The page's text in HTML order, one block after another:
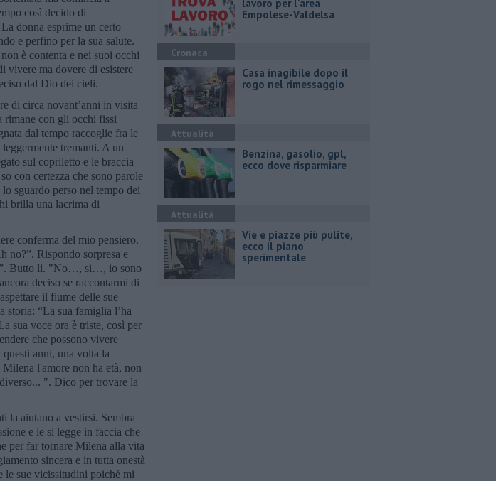
così decido di
donna esprime un certo
e perfino per la sua salute.
è contenta e nei suoi occhi
vivere ma dovere di esistere
dal Dio dei cieli.
di circa novant’anni in visita
rimane con gli occhi fissi
dal tempo raccoglie fra le
tremanti. A un
sul copriletto e le braccia
con certezza che sono parole
sguardo perso nel tempo dei
brilla una lacrima di
conferma del mio pensiero.
no?”. Rispondo sorpresa e
Butto lì. "No…, si…, io sono
deciso se raccontarmi di
il fiume delle sue
storia: “La sua famiglia l’ha
sua voce ora è triste, così per
che possono vivere
anni, una volta la
l'amore non ha età, non
". Dico per trovare la
la aiutano a vestirsi. Sembra
e le si legge in faccia che
per far tornare Milena alla vita
sincera e in tutta onestà
le sue vicissitudini poiché mi
lavoro per l'area
Empolese-Valdelsa
Cronaca
Casa inagibile dopo il
rogo nel rimessaggio
Attualità
​Benzina, gasolio, gpl,
ecco dove risparmiare
Attualità
Vie e piazze più pulite,
ecco il piano
sperimentale